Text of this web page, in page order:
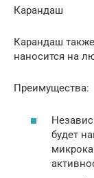
Карандаш
Карандаш
наносится на
Преимущества:
будет